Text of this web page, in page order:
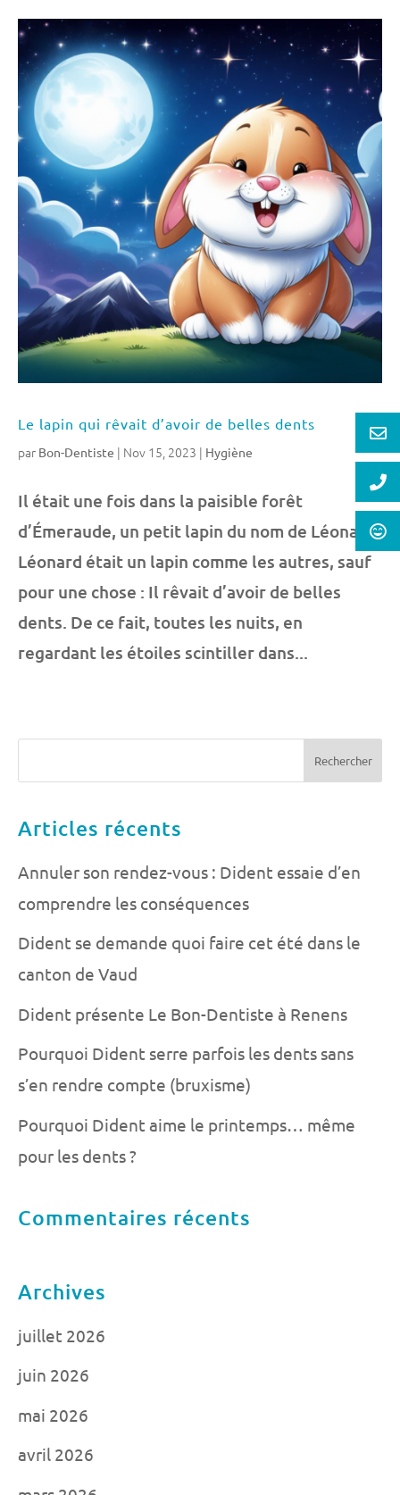
Le lapin qui rêvait d’avoir de belles dents
par Bon-Dentiste | Nov 15, 2023 | Hygiène
Il était une fois dans la paisible forêt
d’Émeraude, un petit lapin du nom de Léonard.
Léonard était un lapin comme les autres, sauf
pour une chose : Il rêvait d’avoir de belles
dents. De ce fait, toutes les nuits, en
regardant les étoiles scintiller dans...
Articles récents
Annuler son rendez-vous : Dident essaie d’en
comprendre les conséquences
Dident se demande quoi faire cet été dans le
canton de Vaud
Dident présente Le Bon-Dentiste à Renens
Pourquoi Dident serre parfois les dents sans
s’en rendre compte (bruxisme)
Pourquoi Dident aime le printemps… même
pour les dents ?
Commentaires récents
Archives
juillet 2026
juin 2026
mai 2026
avril 2026